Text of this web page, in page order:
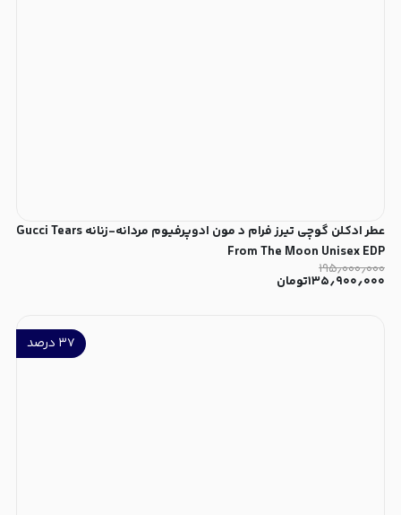
عطر ادکلن گوچی تیرز فرام د مون ادوپرفیوم مردانه-زنانه Gucci Tears
From The Moon Unisex EDP
۱۹۵٫۰۰۰٫۰۰۰
۱۳۵٫۹۰۰٫۰۰۰تومان
۳۷ درصد